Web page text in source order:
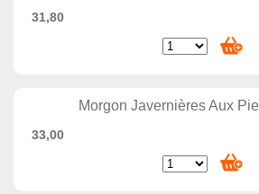
31,80
Morgon Javernières Aux
33,00